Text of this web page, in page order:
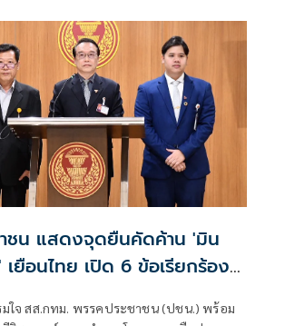
รนำของนายอนุทิน ชาญวีรกูล นายกรัฐมนตรี
ศ 4 เดือน สามารถรับมือกับวิกฤตพลังงาน
นออกกลางได้ดี ส่งผลให้ราคาสินค้าเกษตร
น
ชน แสดงจุดยืนคัดค้าน 'มิน
ยือนไทย เปิด 6 ข้อเรียกร้อง
ใจ สส.กทม. พรรคประชาชน (ปชน.) พร้อม